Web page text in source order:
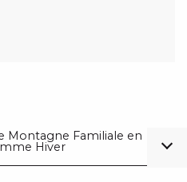
Montagne Familiale en
Hiver